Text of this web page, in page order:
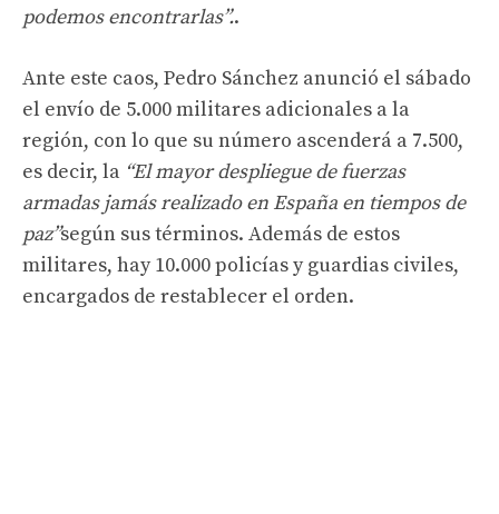
podemos encontrarlas”..
Ante este caos, Pedro Sánchez anunció el sábado
el envío de 5.000 militares adicionales a la
región, con lo que su número ascenderá a 7.500,
es decir, la “El mayor despliegue de fuerzas
armadas jamás realizado en España en tiempos de
paz”según sus términos. Además de estos
militares, hay 10.000 policías y guardias civiles,
encargados de restablecer el orden.